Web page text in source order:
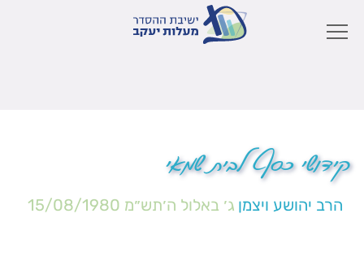
קידושי כסף לבית שמאי
הרב יהושע ויצמן ג׳ באלול ה׳תש״מ 15/08/1980